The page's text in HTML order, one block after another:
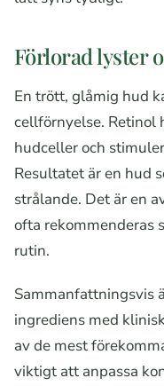
Förlorad lyster
En trött, glåmig hud
cellförnyelse. Retinol
hudceller och
Resultatet är en hud
strålande. Det är en
ofta rekommenderas
rutin.
Sammanfattningsvis
ingrediens med
av de mest
viktigt att anpassa